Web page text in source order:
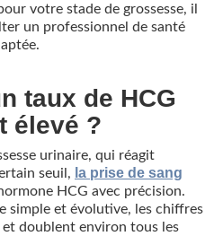
votre stade de grossesse, il
un professionnel de santé
taux de HCG
élevé ?
urinaire, qui réagit
seuil, la prise de sang
HCG avec précision.
simple et évolutive, les chiffres
doublent environ tous les